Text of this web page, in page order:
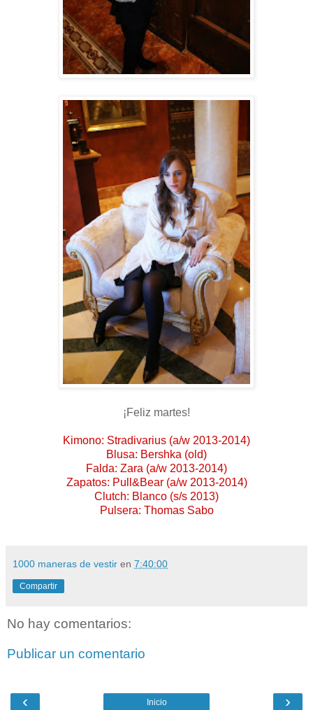
¡Feliz martes!
Kimono: Stradivarius (a/w 2013-2014)
Blusa: Bershka (old)
Falda: Zara (a/w 2013-2014)
Zapatos: Pull&Bear (a/w 2013-2014)
Clutch: Blanco (s/s 2013)
Pulsera: Thomas Sabo
1000 maneras de vestir en 7:40:00
Compartir
No hay comentarios:
Publicar un comentario
‹ ›
Inicio